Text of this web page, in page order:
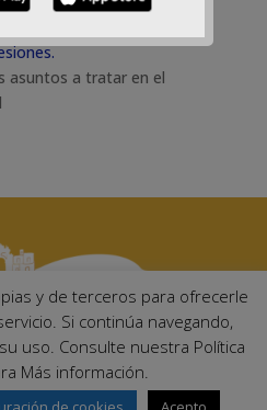
de Gobierno Local.
a tratar en el
Plaza Mayor de Andalucía, 1 C.P:
del Río (Córdoba)
y de terceros para ofrecerle
Si continúa navegando,
uso. Consulte nuestra Política
Más información.